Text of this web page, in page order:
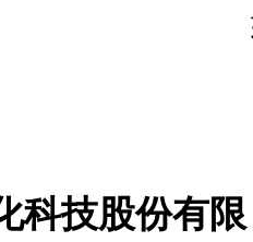
科技股份有限